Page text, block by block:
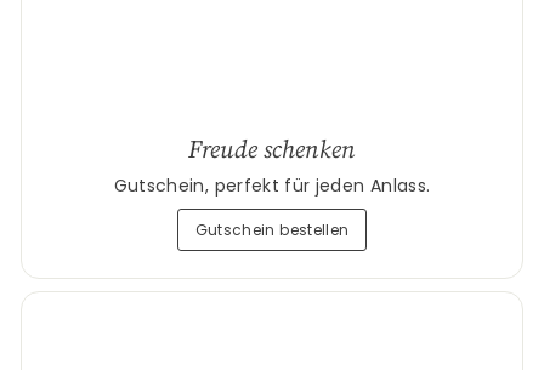
Freude schenken
Gutschein, perfekt für jeden Anlass.
Gutschein bestellen